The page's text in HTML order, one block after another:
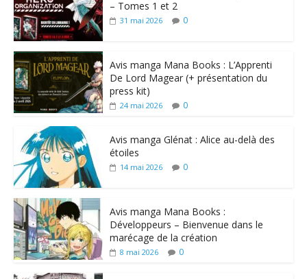
– Tomes 1 et 2
31 mai 2026 0
Avis manga Mana Books : L’Apprenti
De Lord Magear (+ présentation du
press kit)
24 mai 2026 0
Avis manga Glénat : Alice au-delà des
étoiles
14 mai 2026 0
Avis manga Mana Books :
Développeurs – Bienvenue dans le
marécage de la création
8 mai 2026 0